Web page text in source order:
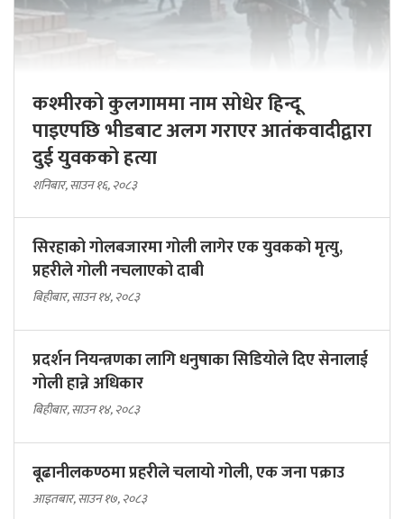
कश्मीरको कुलगाममा नाम सोधेर हिन्दू
पाइएपछि भीडबाट अलग गराएर आतंकवादीद्वारा
दुई युवकको हत्या
शनिबार, साउन १६, २०८३
सिरहाको गोलबजारमा गोली लागेर एक युवकको मृत्यु,
प्रहरीले गोली नचलाएको दाबी
बिहीबार, साउन १४, २०८३
प्रदर्शन नियन्त्रणका लागि धनुषाका सिडियोले दिए सेनालाई
गोली हान्ने अधिकार
बिहीबार, साउन १४, २०८३
बूढानीलकण्ठमा प्रहरीले चलायो गोली, एक जना पक्राउ
आइतबार, साउन १७, २०८३